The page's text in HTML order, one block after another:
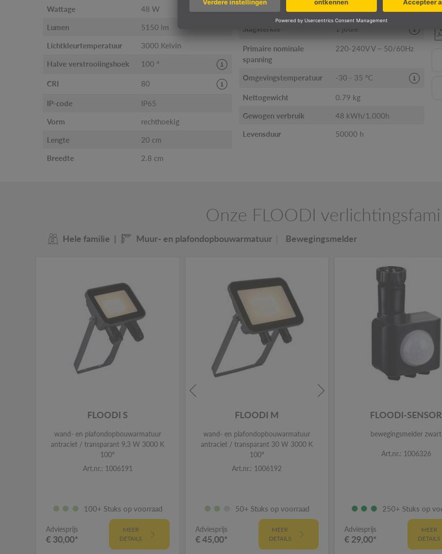
Wattage 48 W
Lumen 5150 lm
Lichtkleurtemperatuur 3000 Kelvin
Halve verstrooiingshoek 100 °
CRI 80
IP-code IP65
Vorm rechthoekig
Lengte 20 cm
Breedte 2.8 cm
Slagvastheidsklasse
Slagsterkte 1 joule
Primaire nominale
spanning
220-240V V ~ 50/60Hz
Omgevingstemperatuur -30 - 35 °C
Nettogewicht 0.79 kg
Gewogen verbruik 48 kWh/1.000h
Levensduur 50000 h
Onze FLOODI
Hele familie Muur- en plafondopbouwarmatuur Bewegingsmelder
FLOODI S
wand- en plafondopbouwarmatuur
antraciet / transparant 9,3 W 3000 K
100°
Art.nr.: 1006191
100+ Stuks op voorraad
Adviesprijs
€ 30,00*
MEER
DETAILS
FLOODI M
wand- en plafondopbouwarmatuur
antraciet / transparant 30 W 3000 K
100°
Art.nr.: 1006192
50+ Stuks op voorraad
Adviesprijs
€ 45,00*
MEER
DETAILS
FLOODI-SENSOR
bewegingsmelder zwart
Art.nr.: 1006326
250+ Stuks op
Adviesprijs
€ 29,00*
MEER
DETAILS